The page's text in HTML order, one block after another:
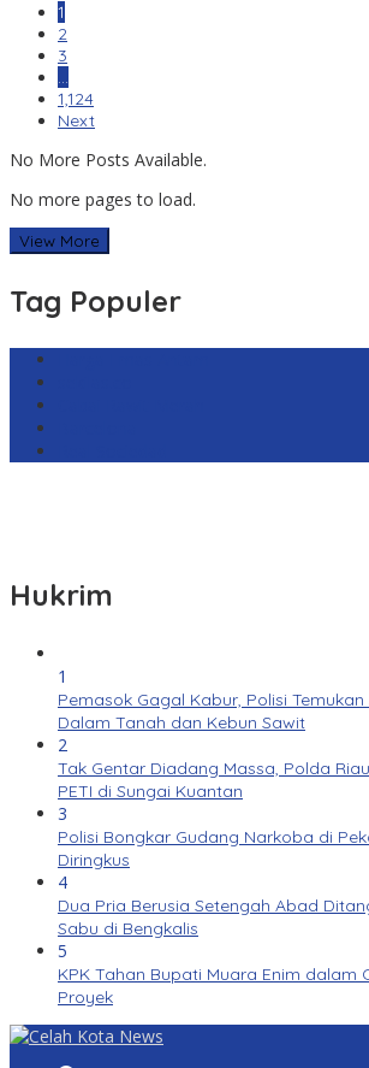
1
2
3
…
1,124
Next
No More Posts Available.
No more pages to load.
View More
Tag Populer
Hukrim
1
Pemasok Gagal Kabur, Polisi
Dalam Tanah dan Kebun Sawit
2
Tak Gentar Diadang Massa, Polda
PETI di Sungai Kuantan
3
Polisi Bongkar Gudang Narkoba di
Diringkus
4
Dua Pria Berusia Setengah Abad
Sabu di Bengkalis
5
KPK Tahan Bupati Muara Enim dalam
Proyek